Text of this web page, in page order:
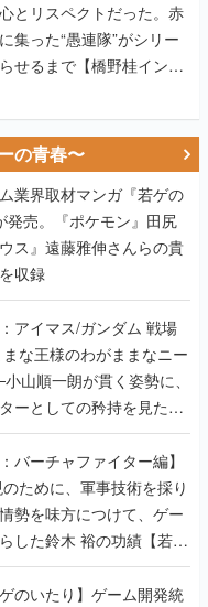
とリスペクトだった。赤
集った“愚連隊”がシリー
せるまで【橋野桂インタ
の青春〜
業界取材マンガ『若ゲの
発売。『ポケモン』田尻
ス』遠藤雅伸さんらの貴
収録
イマス/ガンダム 戦場
な王様のわがままなニー
山順一朗が貫く姿勢に、
ーとしての矜持を見た
終回】
バーチャファイター編】
のために、軍事技術を採り
勢を味方につけて、ゲー
した鈴木 裕の功績【若ゲ
のいたり】ゲーム開発統